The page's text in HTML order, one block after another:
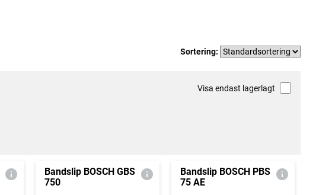
Sortering:
Visa endast lagerlagt
Bandslip BOSCH GBS
750
Bandslip BOSCH PBS
75 AE